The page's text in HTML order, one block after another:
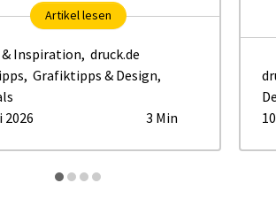
Artikel lesen
& Inspiration, druck.de
, Grafiktipps & Design,
2026
3 Min